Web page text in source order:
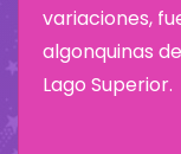
variaciones,
algonquinas
Lago Superior.